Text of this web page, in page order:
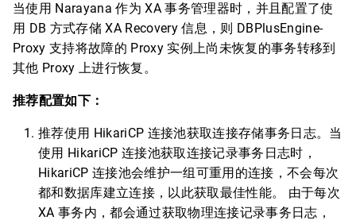
当使用 Narayana 作为 XA 事务管理器时，并且配置了使
用 DB 方式存储 XA Recovery 信息，则 DBPlusEngine-
Proxy 支持将故障的 Proxy 实例上尚未恢复的事务转移到
其他 Proxy 上进行恢复。
推荐配置如下：
推荐使用 HikariCP 连接池获取连接存储事务日志。当
使用 HikariCP 连接池获取连接记录事务日志时，
HikariCP 连接池会维护一组可重用的连接，不会每次
都和数据库建立连接，以此获取最佳性能。 由于每次
XA 事务内，都会通过获取物理连接记录事务日志，